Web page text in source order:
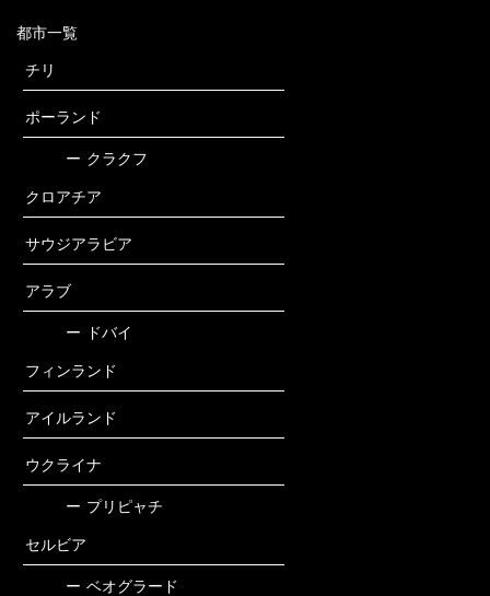
都市一覧
チリ
ポーランド
ー クラクフ
クロアチア
サウジアラビア
アラブ
ー ドバイ
フィンランド
アイルランド
ウクライナ
ー プリピャチ
セルビア
ー ベオグラード